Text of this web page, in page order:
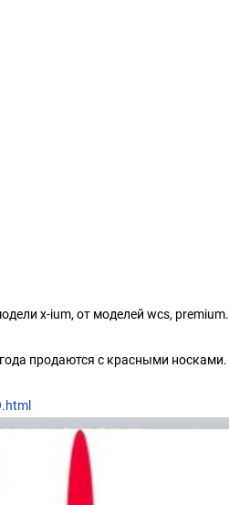
x-ium, от моделей wcs, premium.
продаются с красными носками.